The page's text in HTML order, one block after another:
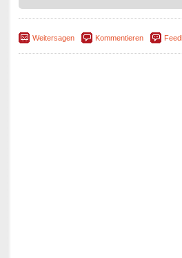
Weitersagen Kommentieren